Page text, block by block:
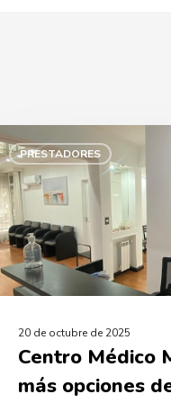
PRESTADORES
20 de octubre de 2025
Centro Médico
más opciones